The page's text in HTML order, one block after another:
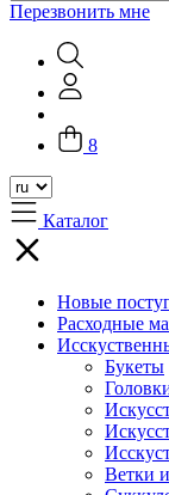
Перезвонить мне
8
Каталог
Новые
Расходные
Букеты
Ветки